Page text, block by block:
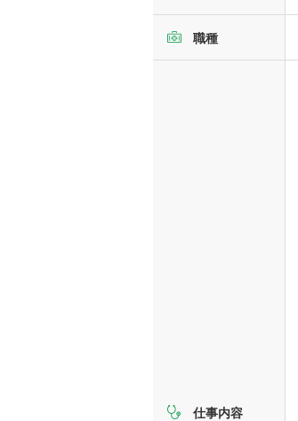
職種
仕事内容